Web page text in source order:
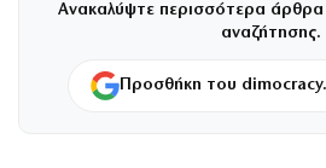
Ανακαλύψτε περισσότερα
αναζήτησης.
Προσθήκη του